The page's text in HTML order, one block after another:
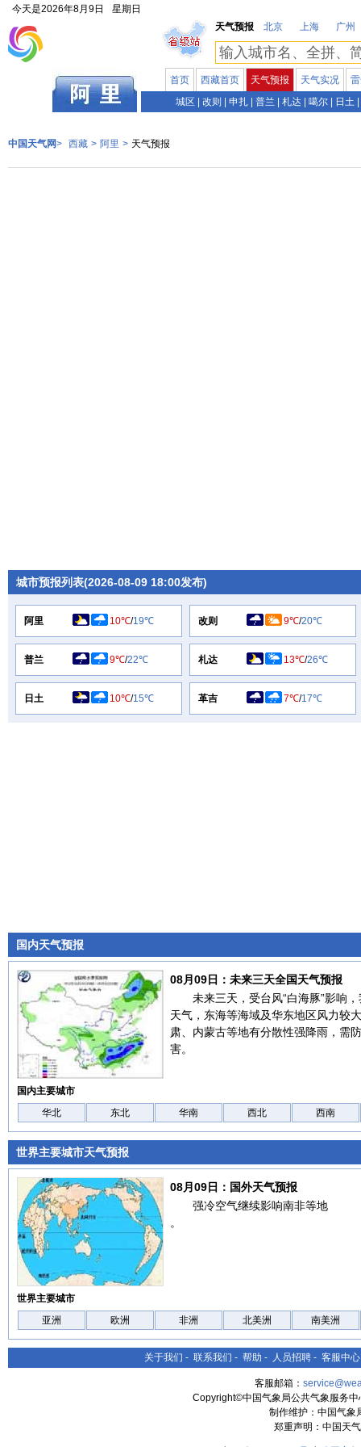
今天是2026年8月9日
星期日
天气预报
北京 上海 广州
首页 西藏首页 天气预报 天气实况
城区
改则 申扎 普兰 札达 噶尔 日土
中国天气网> 西藏 > 阿里 > 天气预报
城市预报列表(2026-08-09 18:00发布)
阿里 10℃/19℃ 改则 9℃/20℃
普兰 9℃/22℃ 札达 13℃/26℃
日土 10℃/15℃ 革吉 7℃/17℃
国内天气预报
08月09日：未来三天全国天气预报
未来三天，受台风“白海豚”影响
天气，东海等海域及华东地区风力较
肃、内蒙古等地有分散性强降雨，需
害。
国内主要城市
华北
东北 华南 西北 西南
世界主要城市天气预报
08月09日：国外天气预报
强冷空气继续影响南非等地
。
世界主要城市
亚洲
欧洲 非洲 北美洲 南美洲
关于我们 - 联系我们 - 帮助 - 人员招聘 - 客服中心
客服邮箱：
Copyright©中国气象局公共气象服务
制作维护：中国气象
郑重声明：中国天